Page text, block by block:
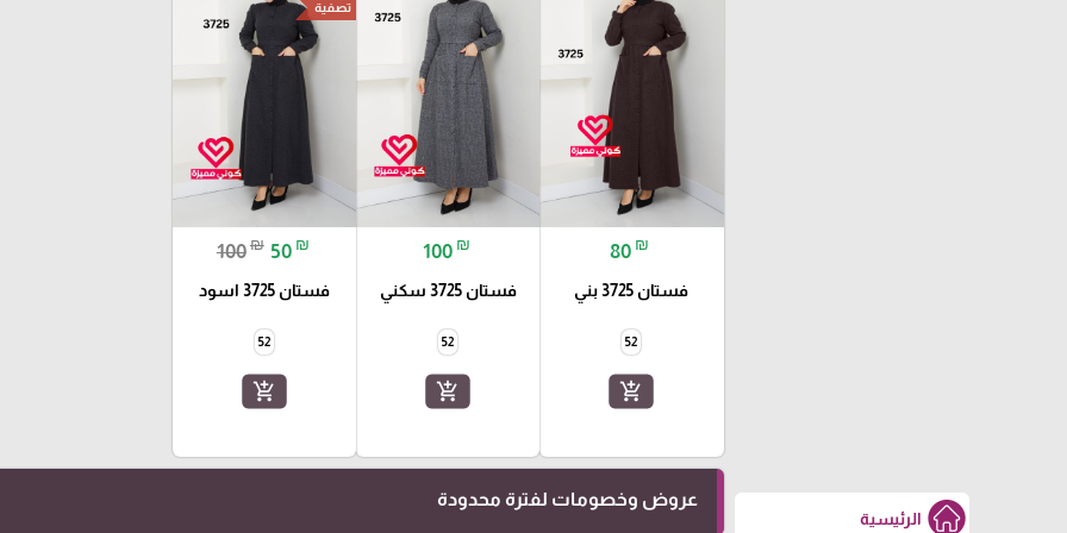
الرئيسية
80 ₪
فستان 3725 بني
52
add_shopping_cart
100 ₪
فستان 3725 سكني
52
add_shopping_cart
تصفية
100₪ 50 ₪
فستان 3725 اسود
52
add_shopping_cart
عروض وخصومات لفترة محدودة